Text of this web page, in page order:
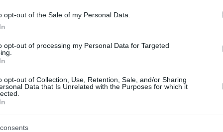
opt-out of the Sale of my Personal Data.
opt-out of processing my Personal Data for Targeted
opt-out of Collection, Use, Retention, Sale, and/or Sharing
Data that Is Unrelated with the Purposes for which it
εντόπισε οργανική ουσία στα ψυκτικά
εμπορευματοκιβωτίου.